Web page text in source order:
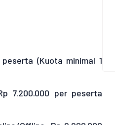
(Kuota minimal 1
7.200.000 per peserta